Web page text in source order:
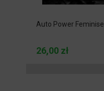
Auto Power Feminise
26,00 zł